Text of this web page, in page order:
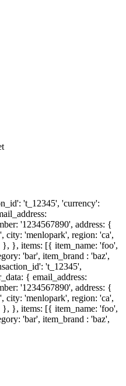
't_12345', 'currency':
'1234567890', address: {
city: 'menlopark', region: 'ca',
}, }, items: [{ item_name: 'foo',
'bar', item_brand : 'baz',
't_12345',
{ email_address:
'1234567890', address: {
city: 'menlopark', region: 'ca',
}, }, items: [{ item_name: 'foo',
'bar', item_brand : 'baz',